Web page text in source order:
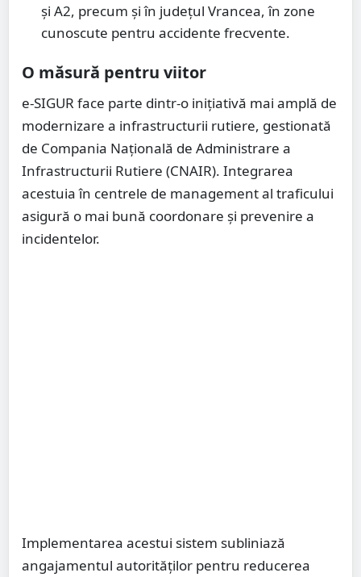
și A2, precum și în județul Vrancea, în zone
cunoscute pentru accidente frecvente.
O măsură pentru viitor
e-SIGUR face parte dintr-o inițiativă mai amplă de
modernizare a infrastructurii rutiere, gestionată
de Compania Națională de Administrare a
Infrastructurii Rutiere (CNAIR). Integrarea
acestuia în centrele de management al traficului
asigură o mai bună coordonare și prevenire a
incidentelor.
Implementarea acestui sistem subliniază
angajamentul autorităților pentru reducerea